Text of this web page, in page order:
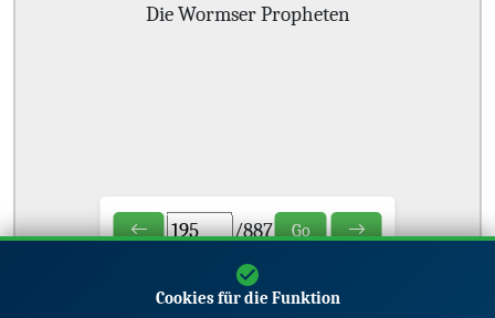
Die Wormser Propheten
/887 Go
Cookies für die Funktion